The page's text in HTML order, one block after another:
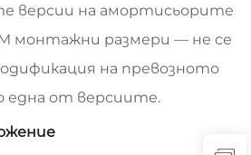
версии на амортисьорите
монтажни размери — не се
на превозното
една от версиите.